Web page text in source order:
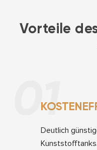
Vorteile
01
Deutlich
Kunststofftanks.